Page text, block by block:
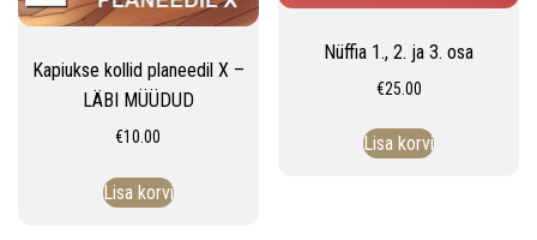
Kapiukse kollid planeedil X –
LÄBI MÜÜDUD
€10.00
Lisa korvi
Nüffia 1., 2. ja 3. osa
€25.00
Lisa korvi